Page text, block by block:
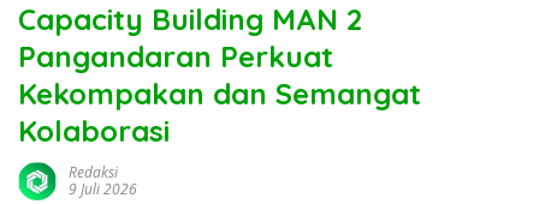
Capacity Building MAN 2
Pangandaran Perkuat
Kekompakan dan Semangat
Kolaborasi
Redaksi
9 Juli 2026